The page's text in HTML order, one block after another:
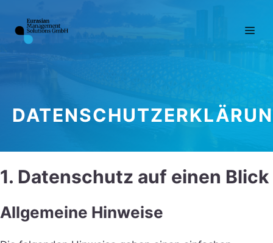
Inhalt
springen
1. Datenschutz auf einen Blick
Allgemeine Hinweise